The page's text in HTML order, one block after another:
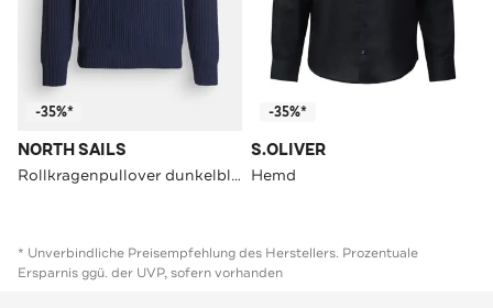
-35%*
NORTH SAILS
Rollkragenpullover dunkelblau
-35%*
S.OLIVER
Hemd
* Unverbindliche Preisempfehlung des Herstellers. Prozentuale
Ersparnis ggü. der UVP, sofern vorhanden